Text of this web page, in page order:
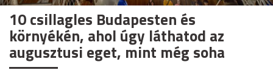
10 csillagles Budapesten és
környékén, ahol úgy láthatod az
augusztusi eget, mint még soha